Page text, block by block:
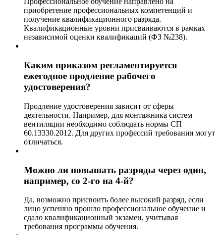
приобретение профессиональных компетенций и
получение квалификационного разряда.
Квалификационные уровни присваиваются в рамках
независимой оценки квалификаций (ФЗ №238).
Каким приказом регламентируется
ежегодное продление рабочего
удостоверения?
Продление удостоверения зависит от сферы
деятельности. Например, для монтажника систем
вентиляции необходимо соблюдать нормы СП
60.13330.2012. Для других профессий требования могут
отличаться.
Можно ли повышать разряды через один,
например, со 2-го на 4-й?
Да, возможно присвоить более высокий разряд, если
лицо успешно прошло профессиональное обучение и
сдало квалификационный экзамен, учитывая
требования программы обучения.